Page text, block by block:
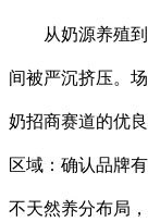
从奶源养殖到
间被严沉挤压。
奶招商赛道的优
区域：确认品牌
不天然养分布局